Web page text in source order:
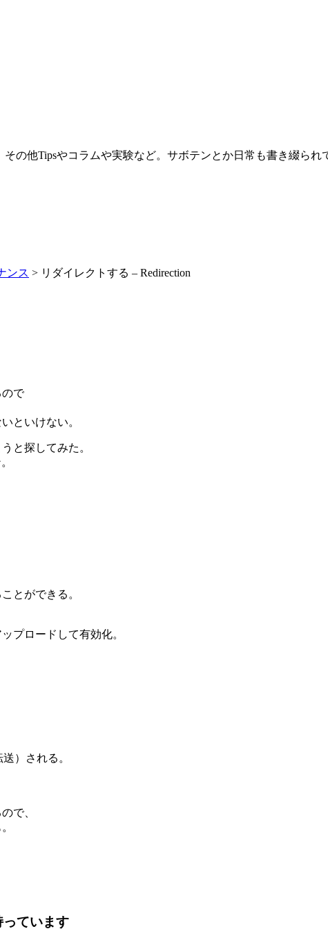
の他Tipsやコラムや実験など。サボテンとか日常も書き綴られ
ンス > リダイレクトする – Redirection
で
といけない。
と探してみた。
とができる。
プロードして有効化。
）される。
で、
ています